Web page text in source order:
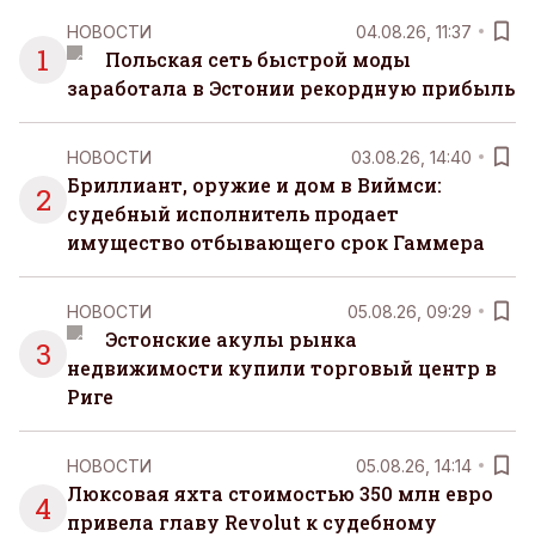
1
НОВОСТИ 04.08.26, 11:37
Польская сеть быстрой моды
заработала в Эстонии рекордную прибыль
2
НОВОСТИ 03.08.26, 14:40
Бриллиант, оружие и дом в Виймси:
судебный исполнитель продает
имущество отбывающего срок Гаммера
3
НОВОСТИ 05.08.26, 09:29
Эстонские акулы рынка
недвижимости купили торговый центр в
Риге
4
НОВОСТИ 05.08.26, 14:14
Люксовая яхта стоимостью 350 млн евро
привела главу Revolut к судебному